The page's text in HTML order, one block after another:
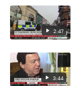
2:47
3:44